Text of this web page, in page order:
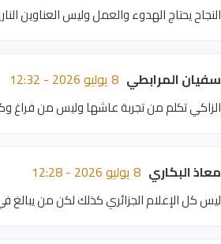
النجاح يحتاج الهدوء والعمل وليس العناوين
سفيان المرابطي 8 يوليو 2026 - 12:32
الزاكي تكلم من تجربة عاشها وليس من فراغ
معاذ البكاري 8 يوليو 2026 - 12:28
ليس كل الإعلام الجزائري كذلك لكن من يبالغ